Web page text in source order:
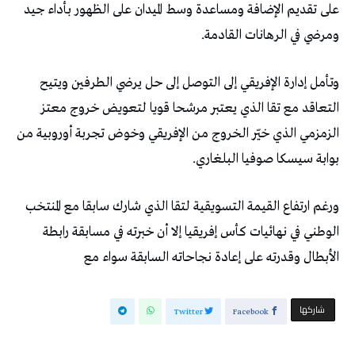
على تقديم الإضافة ومساعدة وسط الميدان على الظهور بأداء جيد
ومرضي في الرهانات القادمة.
وتأمل إدارة الإفريقي إلى التوصل إلى حل يرضي الطرفين ويتيح
التعاقد مع تقا الذي يعتبر مرشحا قويا لتعويض خروج معتز
الزمزمي الذي خيّر الخروج من الإفريقي وخوض تجربة أوروبية من
بوابة سيسكا صوفيا البلغاري.
ورغم ارتفاع القيمة التسويقية لتقا الذي شارك سابقا مع المنتخب
الوطني في نهائيات كأس إفريقيا إلا أن خبرته في مسابقة رابطة
الأبطال وقدرته على إعادة نجاحاته السابقة سواء مع
‫‫ شاركها‬ Facebook
Twitter